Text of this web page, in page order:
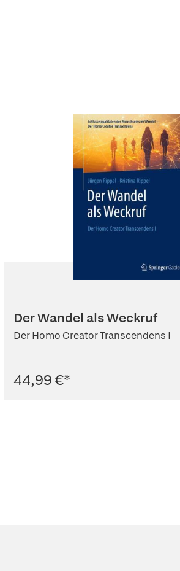
Der Wandel als Weckruf
Der Homo Creator Transcendens I
44,99 €*